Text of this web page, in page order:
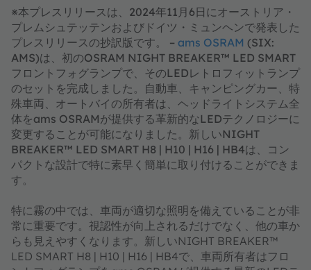
※本プレスリリースは、2024年11月6日にオーストリア・
プレムシュテッテンおよびドイツ・ミュンヘンで発表した
プレスリリースの抄訳版です。 – ams OSRAM (SIX:
AMS)は、初のOSRAM NIGHT BREAKER™ LED SMART
フロントフォグランプで、そのLEDレトロフィットランプ
のセットを完成しました。自動車、キャンピングカー、特
殊車両、オートバイの所有者は、ヘッドライトシステム全
体をams OSRAMが提供する革新的なLEDテクノロジーに
変更することが可能になりました。新しいNIGHT
BREAKER™ LED SMART H8 | H10 | H16 | HB4は、コン
パクトな設計で特に素早く簡単に取り付けることができま
す。
特に霧の中では、車両が適切な照明を備えていることが非
常に重要です。視認性が向上されるだけでなく、他の車か
らも見えやすくなります。新しいNIGHT BREAKER™
LED SMART H8 | H10 | H16 | HB4で、車両所有者はフロ